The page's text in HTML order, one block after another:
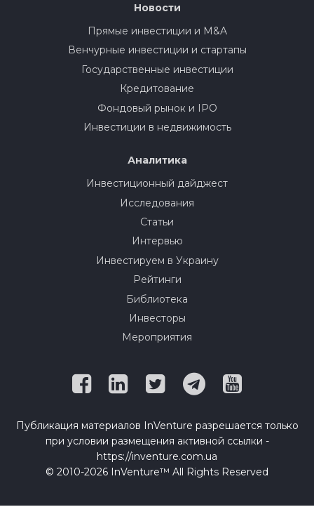
Новости
Прямые инвестиции и M&A
Венчурные инвестиции и стартапы
Государственные инвестиции
Кредитование
Фондовый рынок и IPO
Инвестиции в недвижимость
Аналитика
Инвестиционный дайджест
Исследования
Статьи
Интервью
Инвестируем в Украину
Рейтинги
Библиотека
Инвесторы
Мероприятия
Публикация материалов InVenture разрешается только
при условии размещения активной ссылки -
https://inventure.com.ua
© 2010-2026 InVenture™ All Rights Reserved